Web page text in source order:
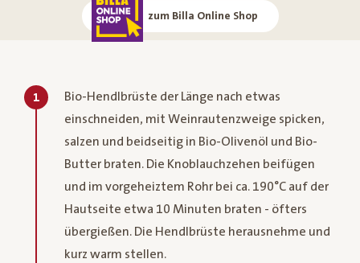
zum Billa Online Shop
1
Bio-Hendlbrüste der Länge nach etwas
einschneiden, mit Weinrautenzweige spicken,
salzen und beidseitig in Bio-Olivenöl und Bio-
Butter braten. Die Knoblauchzehen beifügen
und im vorgeheiztem Rohr bei ca. 190°C auf der
Hautseite etwa 10 Minuten braten - öfters
übergießen. Die Hendlbrüste herausnehme und
kurz warm stellen.